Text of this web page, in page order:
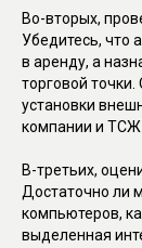
Во-вторых,
Убедитесь, что
в аренду, а
торговой
установки
компании и ТСЖ
В-третьих,
Достаточно ли
компьютеров,
выделенная